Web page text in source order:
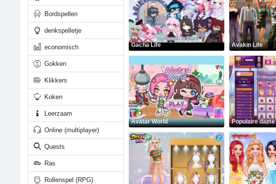
Bordspellen
denkspelletje
economisch
Gokken
Klikkers
Koken
Leerzaam
Online (multiplayer)
Quests
Ras
Rollenspel (RPG)
Gacha Life Avakin Life
Avatar World Populaire dame